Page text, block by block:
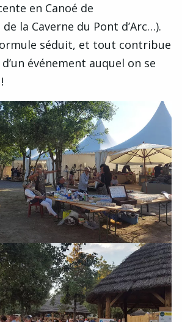
en Canoé de
de la Caverne du Pont d’Arc…).
séduit, et tout contribue
événement auquel on se